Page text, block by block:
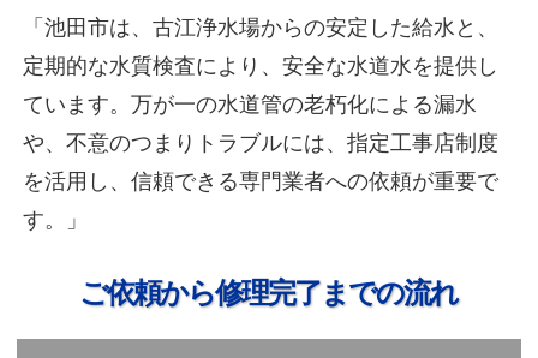
「池田市は、古江浄水場からの安定した給水と、
定期的な水質検査により、安全な水道水を提供し
ています。万が一の水道管の老朽化による漏水
や、不意のつまりトラブルには、指定工事店制度
を活用し、信頼できる専門業者への依頼が重要で
す。」
ご依頼から修理完了までの流れ